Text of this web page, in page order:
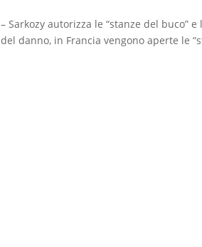
– Sarkozy autorizza le “stanze del buco”
del danno, in Francia vengono aperte le